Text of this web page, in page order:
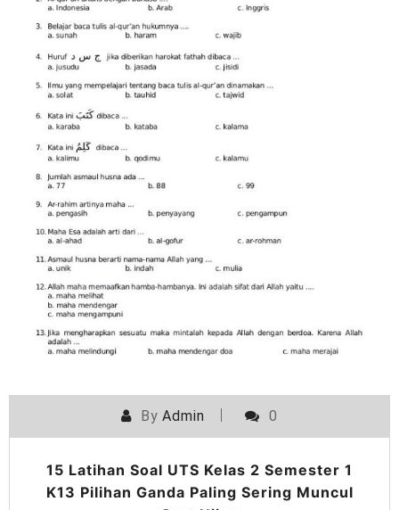
ByAdmin 0
15 Latihan Soal UTS Kelas 2 Semester 1
K13 Pilihan Ganda Paling Sering Muncul